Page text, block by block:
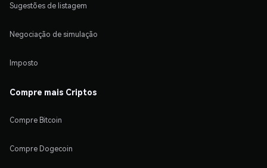
Sugestões de listagem
Negociação de simulação
Imposto
Compre mais Criptos
Compre Bitcoin
Compre Dogecoin